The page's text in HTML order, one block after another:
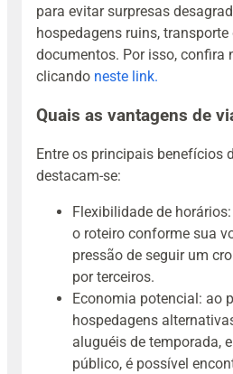
para evitar surpresas
hospedagens ruins,
documentos. Por isso, confira
clicando neste link.
Quais as vantagens de
Entre os principais benefícios
destacam-se:
Flexibilidade de
o roteiro conforme sua
pressão de seguir um
por terceiros.
Economia potencial: ao
hospedagens
aluguéis de temporada,
público, é possível